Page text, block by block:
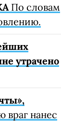
По словам
утрачено
враг нанес